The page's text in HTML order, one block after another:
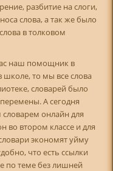
разбитие на слоги,
слова, а так же было
в толковом
наш помощник в
школе, то мы все слова
словарей было
А сегодня
онлайн для
во втором классе и для
экономят уйму
что есть ссылки
по теме без лишней